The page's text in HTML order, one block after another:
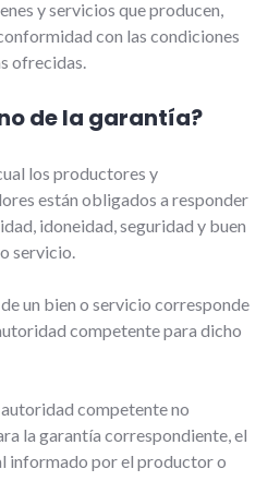
y servicios que producen,
con las condiciones
ofrecidas.
de la garantía?
los productores y
están obligados a responder
idoneidad, seguridad y buen
servicio.
un bien o servicio corresponde
competente para dicho
autoridad competente no
la garantía correspondiente, el
informado por el productor o